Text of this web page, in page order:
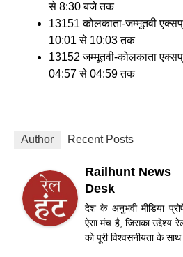
से 8:30 बजे तक
13151 कोलकाता-जम्मूतवी
10:01 से 10:03 तक
13152 जम्मूतवी-कोलकाता
04:57 से 04:59 तक
Author Recent Posts
Railhunt News
Desk
देश के अनुभवी मीडिया
ऐसा मंच है, जिसका उद्देश्य
को पूरी विश्वसनीयता के